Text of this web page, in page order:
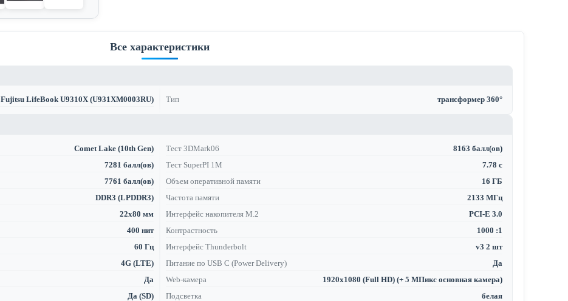
Все характеристики
Fujitsu LifeBook U9310X (U931XM0003RU) Тип трансформер 360°
Comet Lake (10th Gen) Тест 3DMark06
8163 балл(ов)
7281 балл(ов) Тест SuperPI 1M
7.78 с
7761 балл(ов) Объем оперативной памяти
16 ГБ
DDR3 (LPDDR3) Частота памяти
2133 МГц
22x80 мм Интерфейс накопителя M.2
PCI-E 3.0
400 нит Контрастность
1000 :1
60 Гц Интерфейс Thunderbolt
v3 2 шт
4G (LTE) Питание по USB C (Power Delivery)
Да
Да Web-камера
1920x1080 (Full HD) (+ 5 МПикс основная камера)
Да (SD) Подсветка
белая